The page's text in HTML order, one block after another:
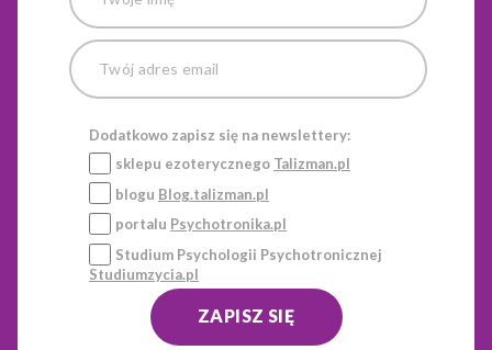
Dodatkowo zapisz się na newslettery:
sklepu ezoterycznego Talizman.pl
blogu Blog.talizman.pl
portalu Psychotronika.pl
Studium Psychologii Psychotronicznej
Studiumzycia.pl
ZAPISZ SIĘ